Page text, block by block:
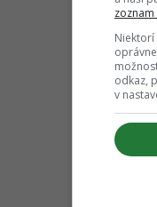
Niektorí
odkaz,
v